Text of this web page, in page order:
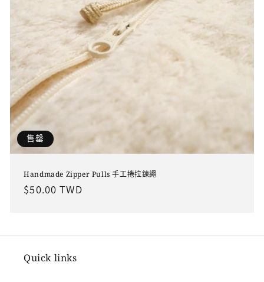
售罄
Handmade Zipper Pulls 手工捲拉鍊繩
定
$50.00 TWD
Quick links